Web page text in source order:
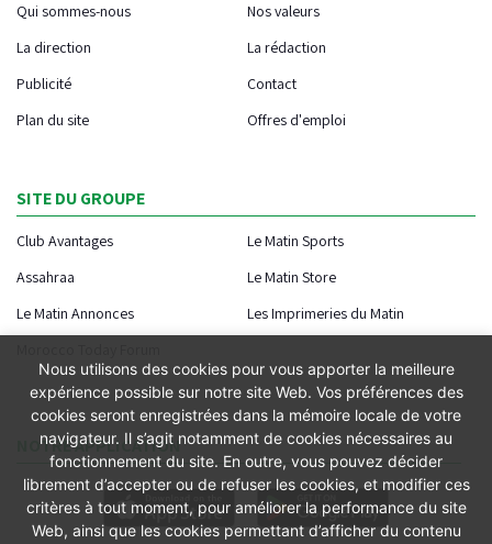
Qui sommes-nous
Nos valeurs
La direction
La rédaction
Publicité
Contact
Plan du site
Offres d'emploi
SITE DU GROUPE
Club Avantages
Le Matin Sports
Assahraa
Le Matin Store
Le Matin Annonces
Les Imprimeries du Matin
NOTRE APPLICATION
Nous utilisons des cookies pour vous apporter la meilleure
expérience possible sur notre site Web. Vos préférences des
cookies seront enregistrées dans la mémoire locale de votre
navigateur. Il s’agit notamment de cookies nécessaires au
fonctionnement du site. En outre, vous pouvez décider
librement d’accepter ou de refuser les cookies, et modifier ces
critères à tout moment, pour améliorer la performance du site
Web, ainsi que les cookies permettant d’afficher du contenu